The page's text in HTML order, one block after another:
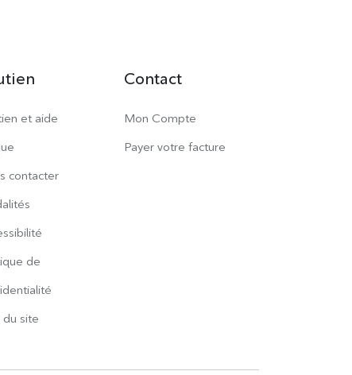
et aide
contacter
de
du site
Contact
Mon Compte
Payer votre facture